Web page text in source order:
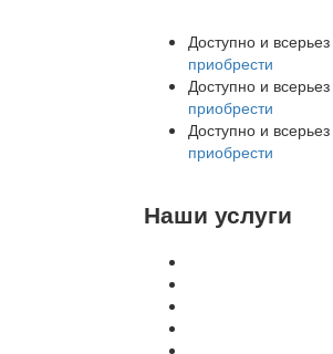
Доступно и всерьез
приобрести
Доступно и всерьез
приобрести
Доступно и всерьез
приобрести
Наши услуги